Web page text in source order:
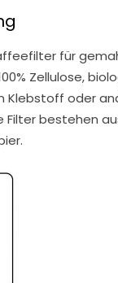
für
Zellulose,
Klebstoff oder
Filter bestehen